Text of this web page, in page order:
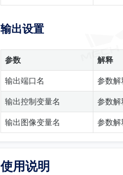
输出设置
参数 解释
输出端口名 参数解
输出控制变量名 参数解
输出图像变量名 参数解
使用说明